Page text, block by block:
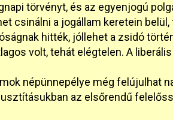
törvényt, és az egyenjogú
csinálni a jogállam keretein
hitték, jóllehet a zsidó
volt, tehát elégtelen. A
népünnepélye még felújulhat
az elsőrendű